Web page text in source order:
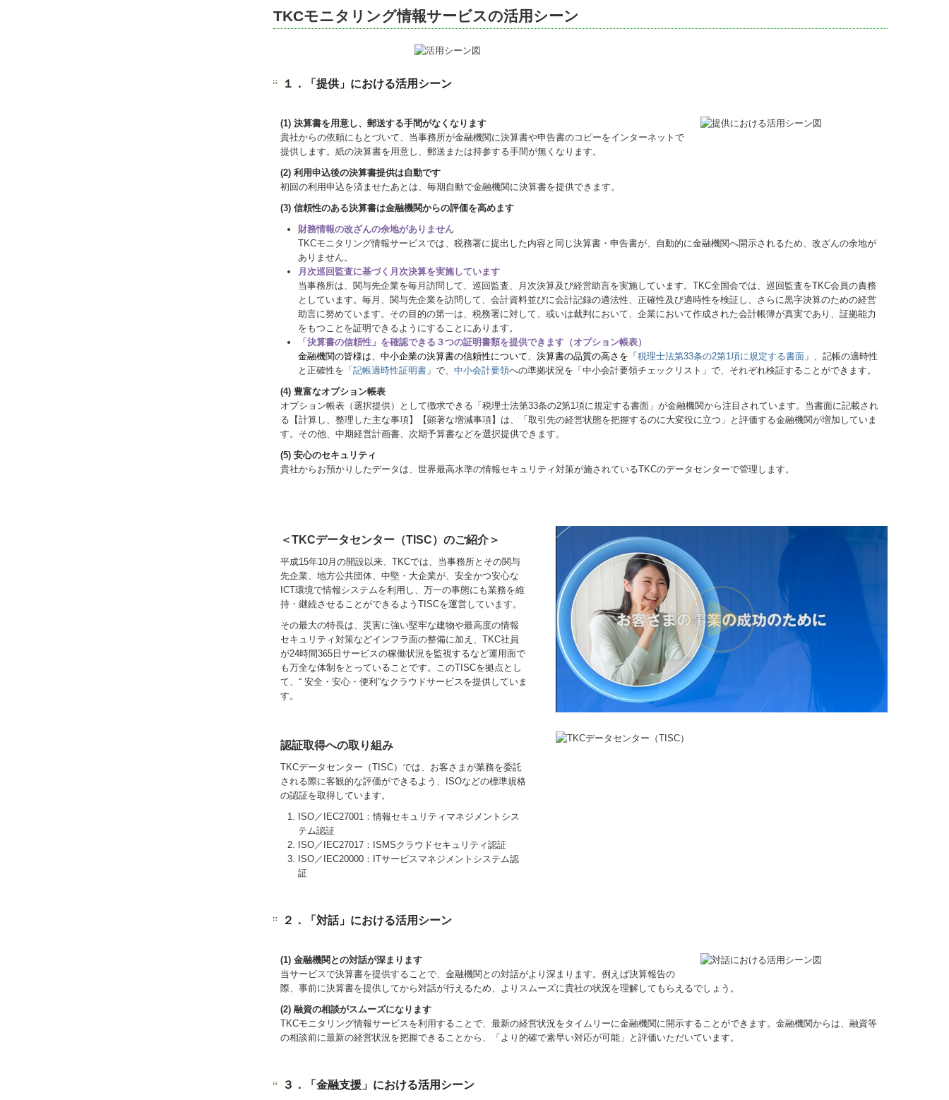
TKCモニタリング情報サービスの活用シーン
１．「提供」における活用シーン
(1) 決算書を用意し、郵送する手間がなくなります
貴社からの依頼にもとづいて、当事務所が金融機関に決算書や申告書のコピーをインターネットで
提供します。紙の決算書を用意し、郵送または持参する手間が無くなります。
(2) 利用申込後の決算書提供は自動です
初回の利用申込を済ませたあとは、毎期自動で金融機関に決算書を提供できます。
(3) 信頼性のある決算書は金融機関からの評価を高めます
財務情報の改ざんの余地がありません
TKCモニタリング情報サービスでは、税務署に提出した内容と同じ決算書・申告書が、自動的に金融機関へ開示されるため、改ざんの余地が
ありません。
月次巡回監査に基づく月次決算を実施しています
当事務所は、関与先企業を毎月訪問して、巡回監査、月次決算及び経営助言を実施しています。TKC全国会では、巡回監査をTKC会員の責務
としています。毎月、関与先企業を訪問して、会計資料並びに会計記録の適法性、正確性及び適時性を検証し、さらに黒字決算のための経営
助言に努めています。その目的の第一は、税務署に対して、或いは裁判において、企業において作成された会計帳簿が真実であり、証拠能力
をもつことを証明できるようにすることにあります。
「決算書の信頼性」を確認できる３つの証明書類を提供できます（オプション帳表）
金融機関の皆様は、中小企業の決算書の信頼性について、決算書の品質の高さを「税理士法第33条の2第1項に規定する書面 」、記帳の適時性
と正確性を「記帳適時性証明書 」で、 中小会計要領への準拠状況を「中小会計要領チェックリスト」で、それぞれ検証することができます。
(4) 豊富なオプション帳表
オプション帳表（選択提供）として徴求できる「税理士法第33条の2第1項に規定する書面」が金融機関から注目されています。当書面に記載され
る【計算し、整理した主な事項】【顕著な増減事項】は、「取引先の経営状態を把握するのに大変役に立つ」と評価する金融機関が増加していま
す。その他、中期経営計画書、次期予算書などを選択提供できます。
(5) 安心のセキュリティ
貴社からお預かりしたデータは、世界最高水準の情報セキュリティ対策が施されているTKCのデータセンターで管理します。
＜TKCデータセンター（TISC）のご紹介＞
平成15年10月の開設以来、TKCでは、当事務所とその関与
先企業、地方公共団体、中堅・大企業が、安全かつ安心な
ICT環境で情報システムを利用し、万一の事態にも業務を維
持・継続させることができるようTISCを運営しています。
その最大の特長は、災害に強い堅牢な建物や最高度の情報
セキュリティ対策などインフラ面の整備に加え、TKC社員
が24時間365日サービスの稼働状況を監視するなど運用面で
も万全な体制をとっていることです。このTISCを拠点とし
て、“ 安全・安心・便利”なクラウドサービスを提供していま
す。
認証取得への取り組み
TKCデータセンター（TISC）では、お客さまが業務を委託
される際に客観的な評価ができるよう、ISOなどの標準規格
の認証を取得しています。
ISO／IEC27001：情報セキュリティマネジメントシス
テム認証
ISO／IEC27017：ISMSクラウドセキュリティ認証
ISO／IEC20000：ITサービスマネジメントシステム認
証
２．「対話」における活用シーン
(1) 金融機関との対話が深まります
当サービスで決算書を提供することで、金融機関との対話がより深まります。例えば決算報告の
際、事前に決算書を提供してから対話が行えるため、よりスムーズに貴社の状況を理解してもらえるでしょう。
(2) 融資の相談がスムーズになります
TKCモニタリング情報サービスを利用することで、最新の経営状況をタイムリーに金融機関に開示することができます。金融機関からは、融資等
の相談前に最新の経営状況を把握できることから、「より的確で素早い対応が可能」と評価いただいています。
３．「金融支援」における活用シーン